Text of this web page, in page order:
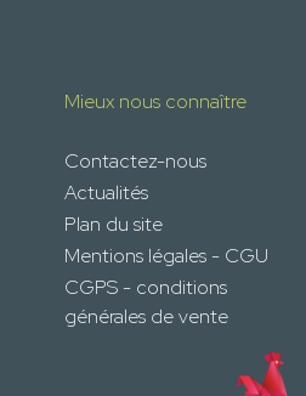
Mieux nous connaître
Contactez-nous
Actualités
Plan du site
Mentions légales - CGU
CGPS - conditions
générales de vente